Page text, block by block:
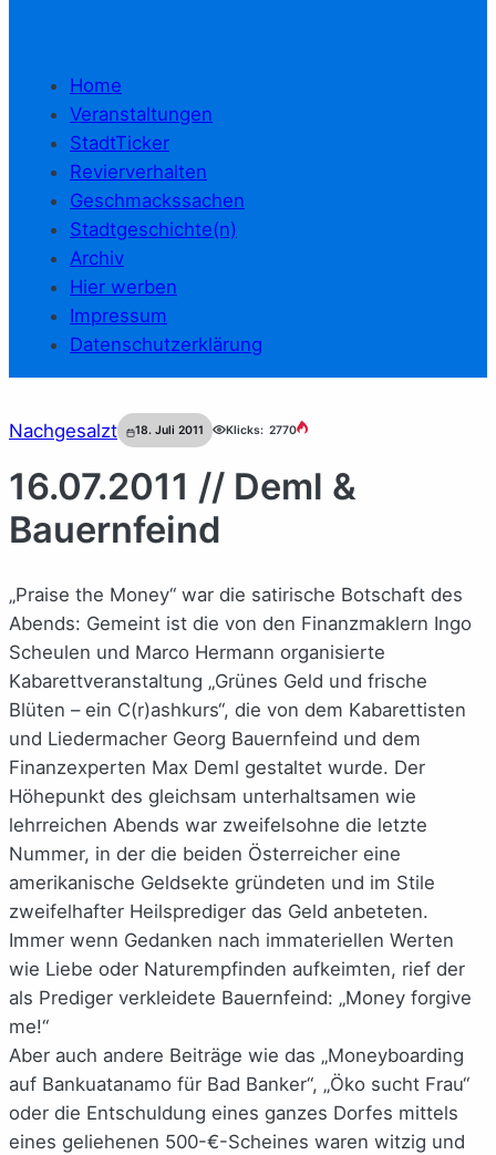
Home
Veranstaltungen
StadtTicker
Revierverhalten
Geschmackssachen
Stadtgeschichte(n)
Archiv
Hier werben
Impressum
Datenschutzerklärung
Nachgesalzt 18. Juli 2011 Klicks: 2770
16.07.2011 // Deml &
Bauernfeind
„Praise the Money“ war die satirische Botschaft des
Abends: Gemeint ist die von den Finanzmaklern Ingo
Scheulen und Marco Hermann organisierte
Kabarettveranstaltung „Grünes Geld und frische
Blüten – ein C(r)ashkurs“, die von dem Kabarettisten
und Liedermacher Georg Bauernfeind und dem
Finanzexperten Max Deml gestaltet wurde. Der
Höhepunkt des gleichsam unterhaltsamen wie
lehrreichen Abends war zweifelsohne die letzte
Nummer, in der die beiden Österreicher eine
amerikanische Geldsekte gründeten und im Stile
zweifelhafter Heilsprediger das Geld anbeteten.
Immer wenn Gedanken nach immateriellen Werten
wie Liebe oder Naturempfinden aufkeimten, rief der
als Prediger verkleidete Bauernfeind: „Money forgive
me!“
Aber auch andere Beiträge wie das „Moneyboarding
auf Bankuatanamo für Bad Banker“, „Öko sucht Frau“
oder die Entschuldung eines ganzes Dorfes mittels
eines geliehenen 500-€-Scheines waren witzig und